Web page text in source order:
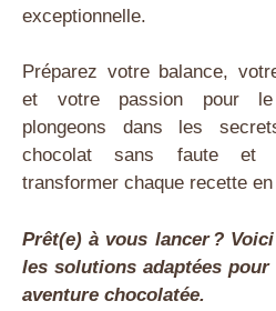
exceptionnelle.
Préparez votre balance,
et votre passion pour le
plongeons dans les
chocolat sans faute et
transformer chaque recette
Prêt(e) à vous lancer ?
les solutions adaptées
aventure chocolatée.